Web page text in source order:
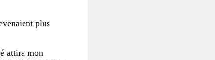
plus
attira mon